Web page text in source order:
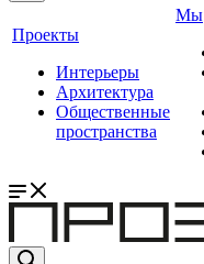
Проекты
Интерьеры
Архитектура
Общественные
пространства
Мы